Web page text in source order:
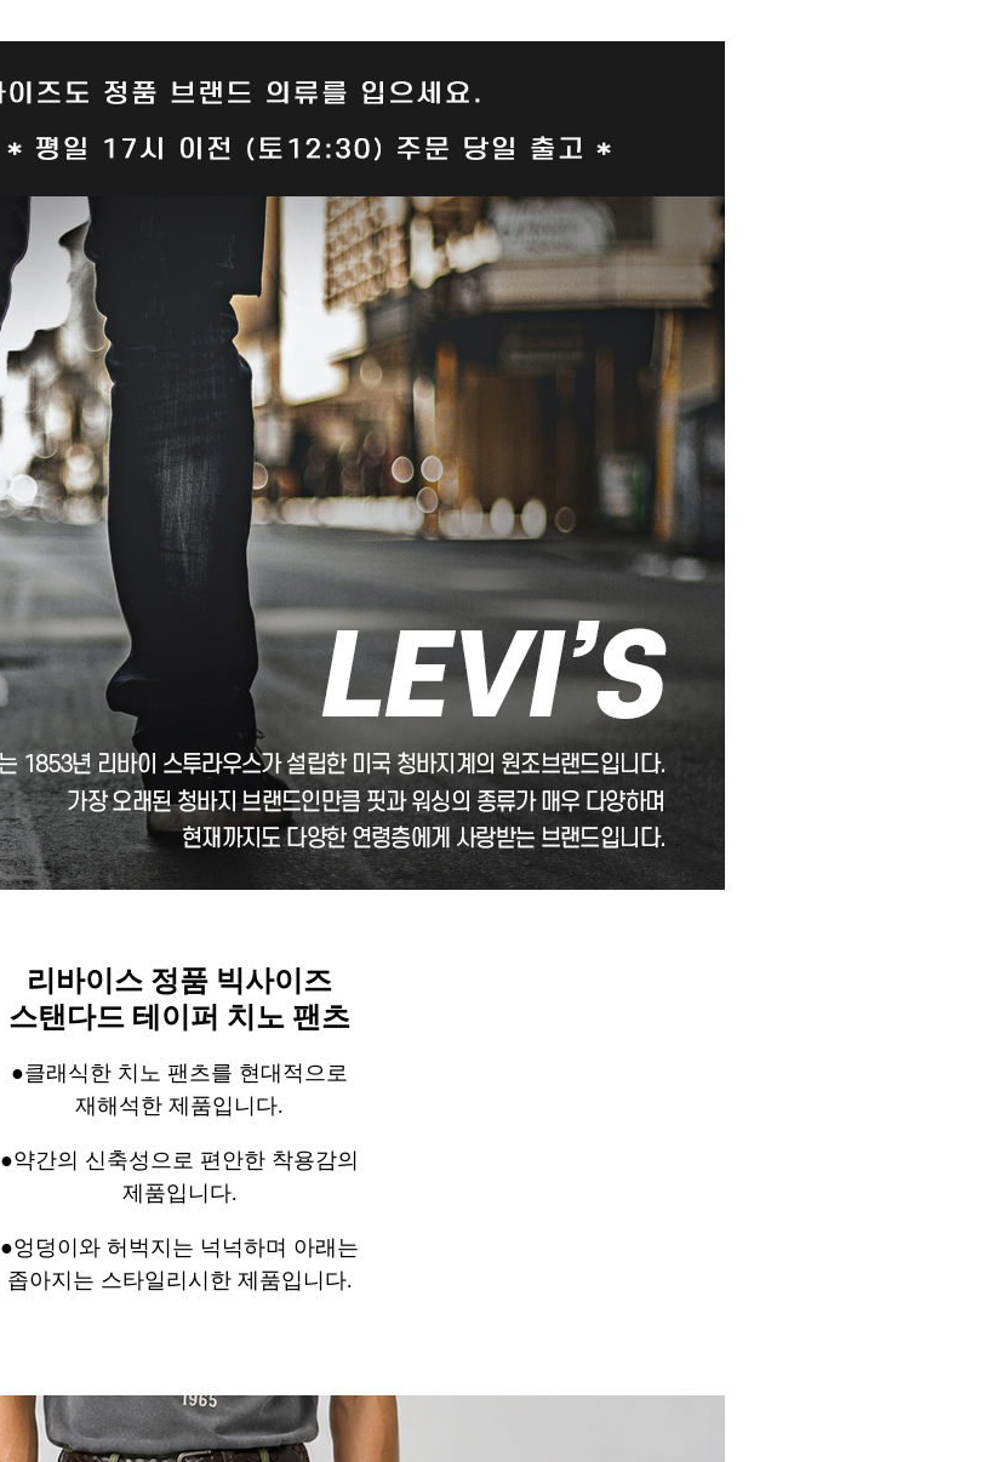
리바이스 정품 빅사이즈
스탠다드 테이퍼 치노 팬츠
●클래식한 치노 팬츠를 현대적으로
재해석한 제품입니다.
●약간의 신축성으로 편안한 착용감의
제품입니다.
●엉덩이와 허벅지는 넉넉하며 아래는
좁아지는 스타일리시한 제품입니다.